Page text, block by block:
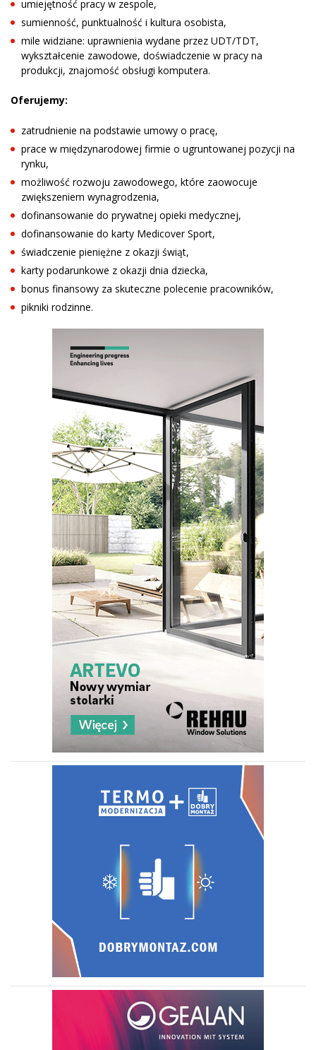
umiejętność pracy w zespole,
sumienność, punktualność i kultura osobista,
mile widziane: uprawnienia wydane przez UDT/TDT,
wykształcenie zawodowe, doświadczenie w pracy na
produkcji, znajomość obsługi komputera.
Oferujemy:
zatrudnienie na podstawie umowy o pracę,
prace w międzynarodowej firmie o ugruntowanej pozycji na
rynku,
możliwość rozwoju zawodowego, które zaowocuje
zwiększeniem wynagrodzenia,
dofinansowanie do prywatnej opieki medycznej,
dofinansowanie do karty Medicover Sport,
świadczenie pieniężne z okazji świąt,
karty podarunkowe z okazji dnia dziecka,
bonus finansowy za skuteczne polecenie pracowników,
pikniki rodzinne.